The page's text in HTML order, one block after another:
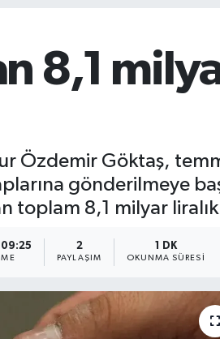
8,1
Özdemir Göktaş,
gönderilmeye
toplam 8,1 milyar
2
PAYLAŞIM
1 DK
OKUNMA SÜRESI